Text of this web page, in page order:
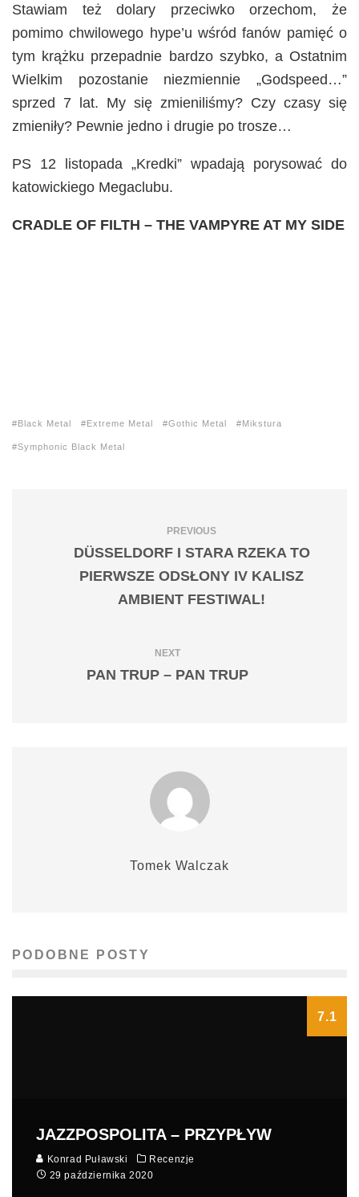
Stawiam też dolary przeciwko orzechom, że
pomimo chwilowego hype’u wśród fanów pamięć o
tym krążku przepadnie bardzo szybko, a Ostatnim
Wielkim pozostanie niezmiennie „Godspeed…”
sprzed 7 lat. My się zmieniliśmy? Czy czasy się
zmieniły? Pewnie jedno i drugie po trosze…
PS 12 listopada „Kredki” wpadają porysować do
katowickiego Megaclubu.
CRADLE OF FILTH – THE VAMPYRE AT MY SIDE
Black Metal Extreme Metal Gothic Metal Mikstura
Symphonic Black Metal
PREVIOUS
DÜSSELDORF I STARA RZEKA TO
PIERWSZE ODSŁONY IV KALISZ
AMBIENT FESTIWAL!
NEXT
PAN TRUP – PAN TRUP
Tomek Walczak
PODOBNE POSTY
7.1
JAZZPOSPOLITA – PRZYPŁYW
Konrad Puławski
Recenzje
29 października 2020